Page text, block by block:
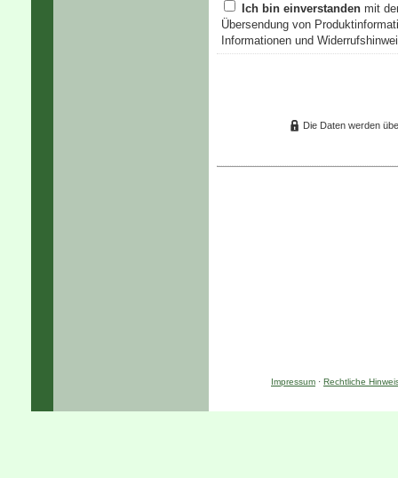
Ich bin einverstanden mit
Übersendung von
Informationen und
Die Daten werden
Impressum · Rechtliche